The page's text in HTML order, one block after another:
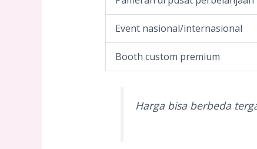
Event nasional/internasional
Booth custom premium
Harga bisa berbeda